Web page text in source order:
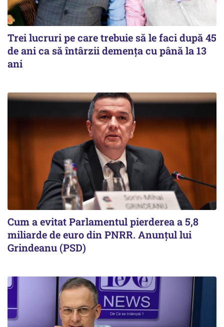
Trei lucruri pe care trebuie să le faci după 45
de ani ca să întârzii demența cu până la 13
ani
Cum a evitat Parlamentul pierderea a 5,8
miliarde de euro din PNRR. Anunțul lui
Grindeanu (PSD)